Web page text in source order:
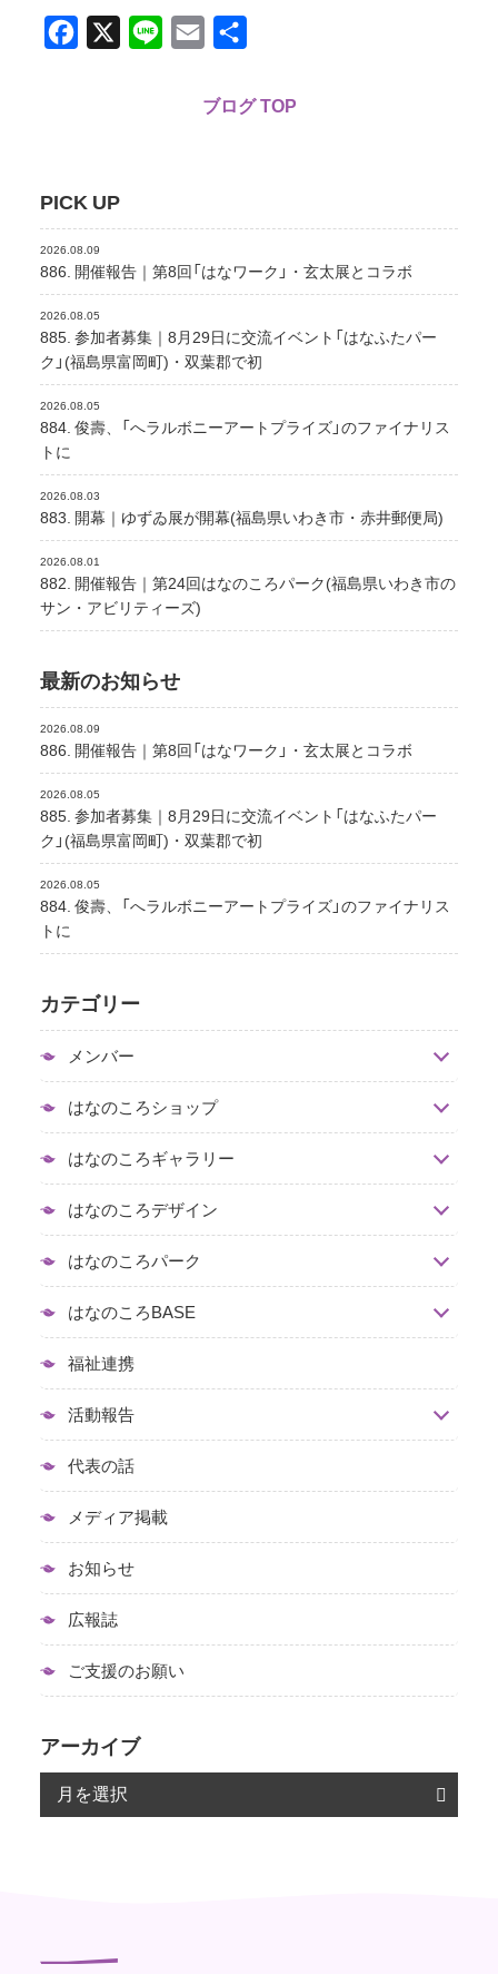
Facebook
X Line Email
ブログ TOP
PICK UP
2026.08.09
886. 開催報告｜第8回「はなワーク」・玄太展とコラボ
2026.08.05
885. 参加者募集｜8月29日に交流イベント「はなふたパー
ク」(福島県富岡町)・双葉郡で初
2026.08.05
884. 俊壽、「へラルボニーアートプライズ」のファイナリス
トに
2026.08.03
883. 開幕｜ゆずゐ展が開幕(福島県いわき市・赤井郵便局)
2026.08.01
882. 開催報告｜第24回はなのころパーク(福島県いわき市の
サン・アビリティーズ)
最新のお知らせ
2026.08.09
886. 開催報告｜第8回「はなワーク」・玄太展とコラボ
2026.08.05
885. 参加者募集｜8月29日に交流イベント「はなふたパー
ク」(福島県富岡町)・双葉郡で初
2026.08.05
884. 俊壽、「へラルボニーアートプライズ」のファイナリス
トに
カテゴリー
メンバー
はなのころショップ
はなのころギャラリー
はなのころデザイン
はなのころパーク
はなのころBASE
福祉連携
活動報告
代表の話
メディア掲載
お知らせ
広報誌
ご支援のお願い
アーカイブ